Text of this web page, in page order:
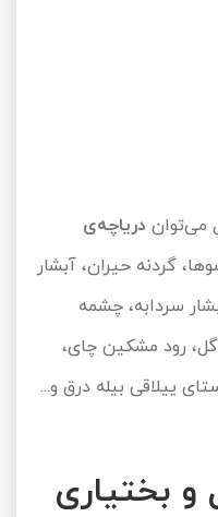
می‌توان دریاچه‌ی
گردنه حیران، آبشار
سردابه، چشمه
گل، رود مشکین چای،
ییلاقی بیله درق و...
و بختیاری